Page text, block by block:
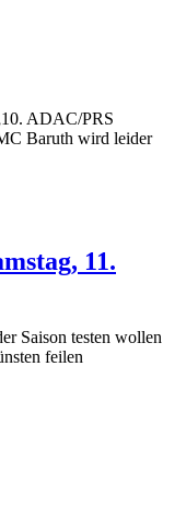
ADAC/PRS
Baruth wird leider
11.
Saison testen wollen
feilen